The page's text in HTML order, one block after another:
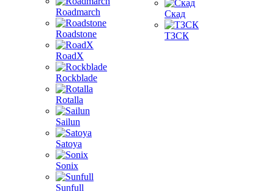
Roadmarch
Roadstone
RoadX
Rockblade
Rotalla
Sailun
Satoya
Sonix
Sunfull
Скад
ТЗСК